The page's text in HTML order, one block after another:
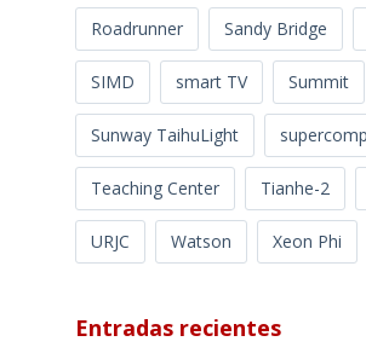
Roadrunner Sandy Bridge
SIMD smart TV Summit
Sunway TaihuLight
Teaching Center Tianhe-2
URJC Watson Xeon Phi
Entradas recientes